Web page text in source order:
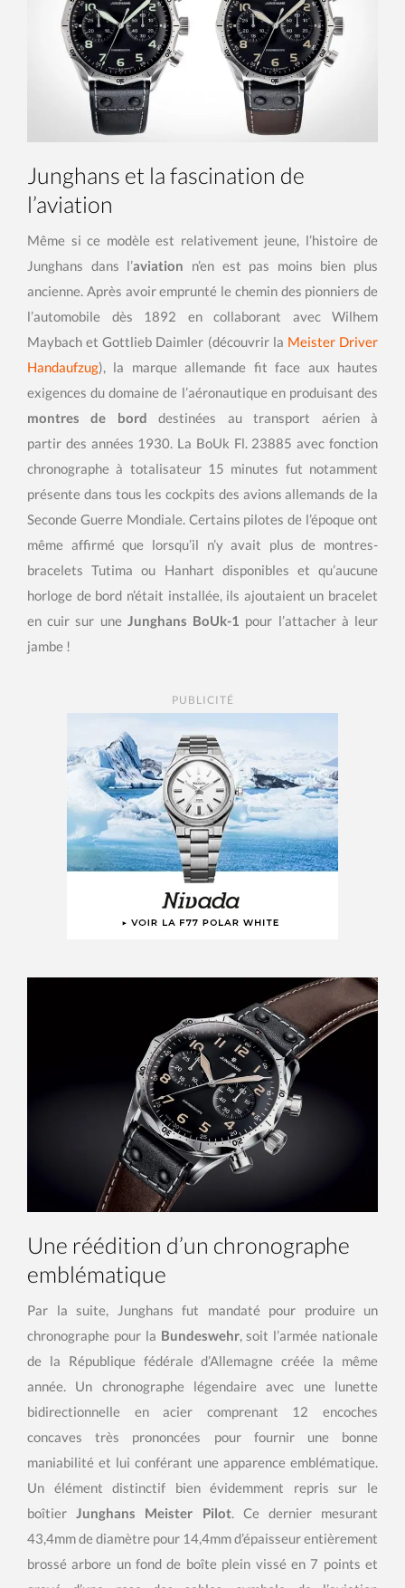
Junghans et la fascination de
l’aviation
Même si ce modèle est relativement jeune, l’histoire de
Junghans dans l’aviation n’en est pas moins bien plus
ancienne. Après avoir emprunté le chemin des pionniers de
l’automobile dès 1892 en collaborant avec Wilhem
Maybach et Gottlieb Daimler (découvrir la Meister Driver
Handaufzug), la marque allemande fit face aux hautes
exigences du domaine de l’aéronautique en produisant des
montres de bord destinées au transport aérien à
partir des années 1930. La BoUk Fl. 23885 avec fonction
chronographe à totalisateur 15 minutes fut notamment
présente dans tous les cockpits des avions allemands de la
Seconde Guerre Mondiale. Certains pilotes de l’époque ont
même affirmé que lorsqu’il n’y avait plus de montres-
bracelets Tutima ou Hanhart disponibles et qu’aucune
horloge de bord n’était installée, ils ajoutaient un bracelet
en cuir sur une Junghans BoUk-1 pour l’attacher à leur
jambe !
PUBLICITÉ
Une réédition d’un chronographe
emblématique
Par la suite, Junghans fut mandaté pour produire un
chronographe pour la Bundeswehr, soit l’armée nationale
de la République fédérale d’Allemagne créée la même
année. Un chronographe légendaire avec une lunette
bidirectionnelle en acier comprenant 12 encoches
concaves très prononcées pour fournir une bonne
maniabilité et lui conférant une apparence emblématique.
Un élément distinctif bien évidemment repris sur le
boîtierJunghans Meister Pilot. Ce dernier mesurant
43,4mm de diamètre pour 14,4mm d’épaisseur entièrement
brossé arbore un fond de boîte plein vissé en 7 points et